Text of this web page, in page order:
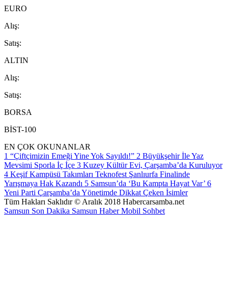
EURO
Alış:
Satış:
ALTIN
Alış:
Satış:
BORSA
BİST-100
EN ÇOK OKUNANLAR
1 “Çiftçimizin Emeği Yine Yok Sayıldı!” 2 Büyükşehir İle Yaz
Mevsimi Sporla İç İçe 3 Kuzey Kültür Evi, Çarşamba’da Kuruluyor
4 Keşif Kampüsü Takımları Teknofest Şanlıurfa Finalinde
Yarışmaya Hak Kazandı 5 Samsun’da ‘Bu Kampta Hayat Var’ 6
Yeni Parti Çarşamba’da Yönetimde Dikkat Çeken İsimler
Tüm Hakları Saklıdır © Aralık 2018 Habercarsamba.net
Samsun Son Dakika Samsun HaberMobil Sohbet